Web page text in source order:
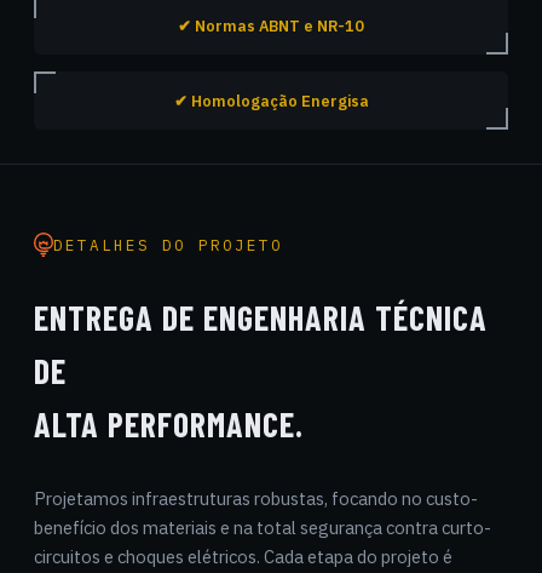
✔ Normas ABNT e NR-10
✔ Homologação Energisa
DETALHES DO PROJETO
ENTREGA DE ENGENHARIA TÉCNICA
DE
ALTA PERFORMANCE.
Projetamos infraestruturas robustas, focando no custo-
benefício dos materiais e na total segurança contra curto-
circuitos e choques elétricos. Cada etapa do projeto é